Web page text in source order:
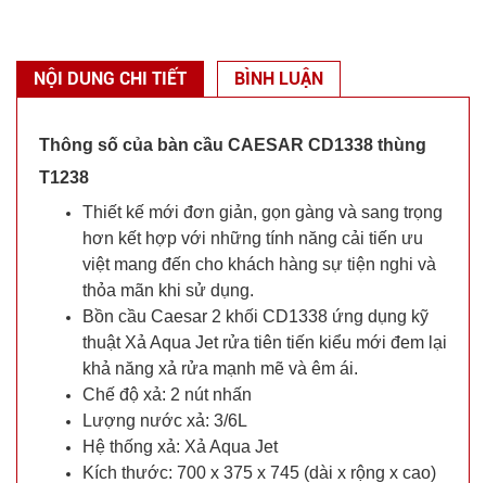
NỘI DUNG CHI TIẾT BÌNH LUẬN
Thông số của bàn cầu CAESAR CD1338 thùng
T1238
Thiết kế mới đơn giản, gọn gàng và sang trọng
hơn kết hợp với những tính năng cải tiến ưu
việt mang đến cho khách hàng sự tiện nghi và
thỏa mãn khi sử dụng.
Bồn cầu Caesar 2 khối CD1338 ứng dụng kỹ
thuật Xả Aqua Jet rửa tiên tiến kiểu mới đem lại
khả năng xả rửa mạnh mẽ và êm ái.
Chế độ xả: 2 nút nhấn
Lượng nước xả: 3/6L
Hệ thống xả: Xả Aqua Jet
Kích thước: 700 x 375 x 745 (dài x rộng x cao)